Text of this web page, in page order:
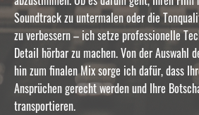
Soundtrack zu untermalen oder die
zu verbessern – ich setze professionelle
Detail hörbar zu machen. Von der Auswahl
hin zum finalen Mix sorge ich dafür, dass
Ansprüchen gerecht werden und Ihre
transportieren.